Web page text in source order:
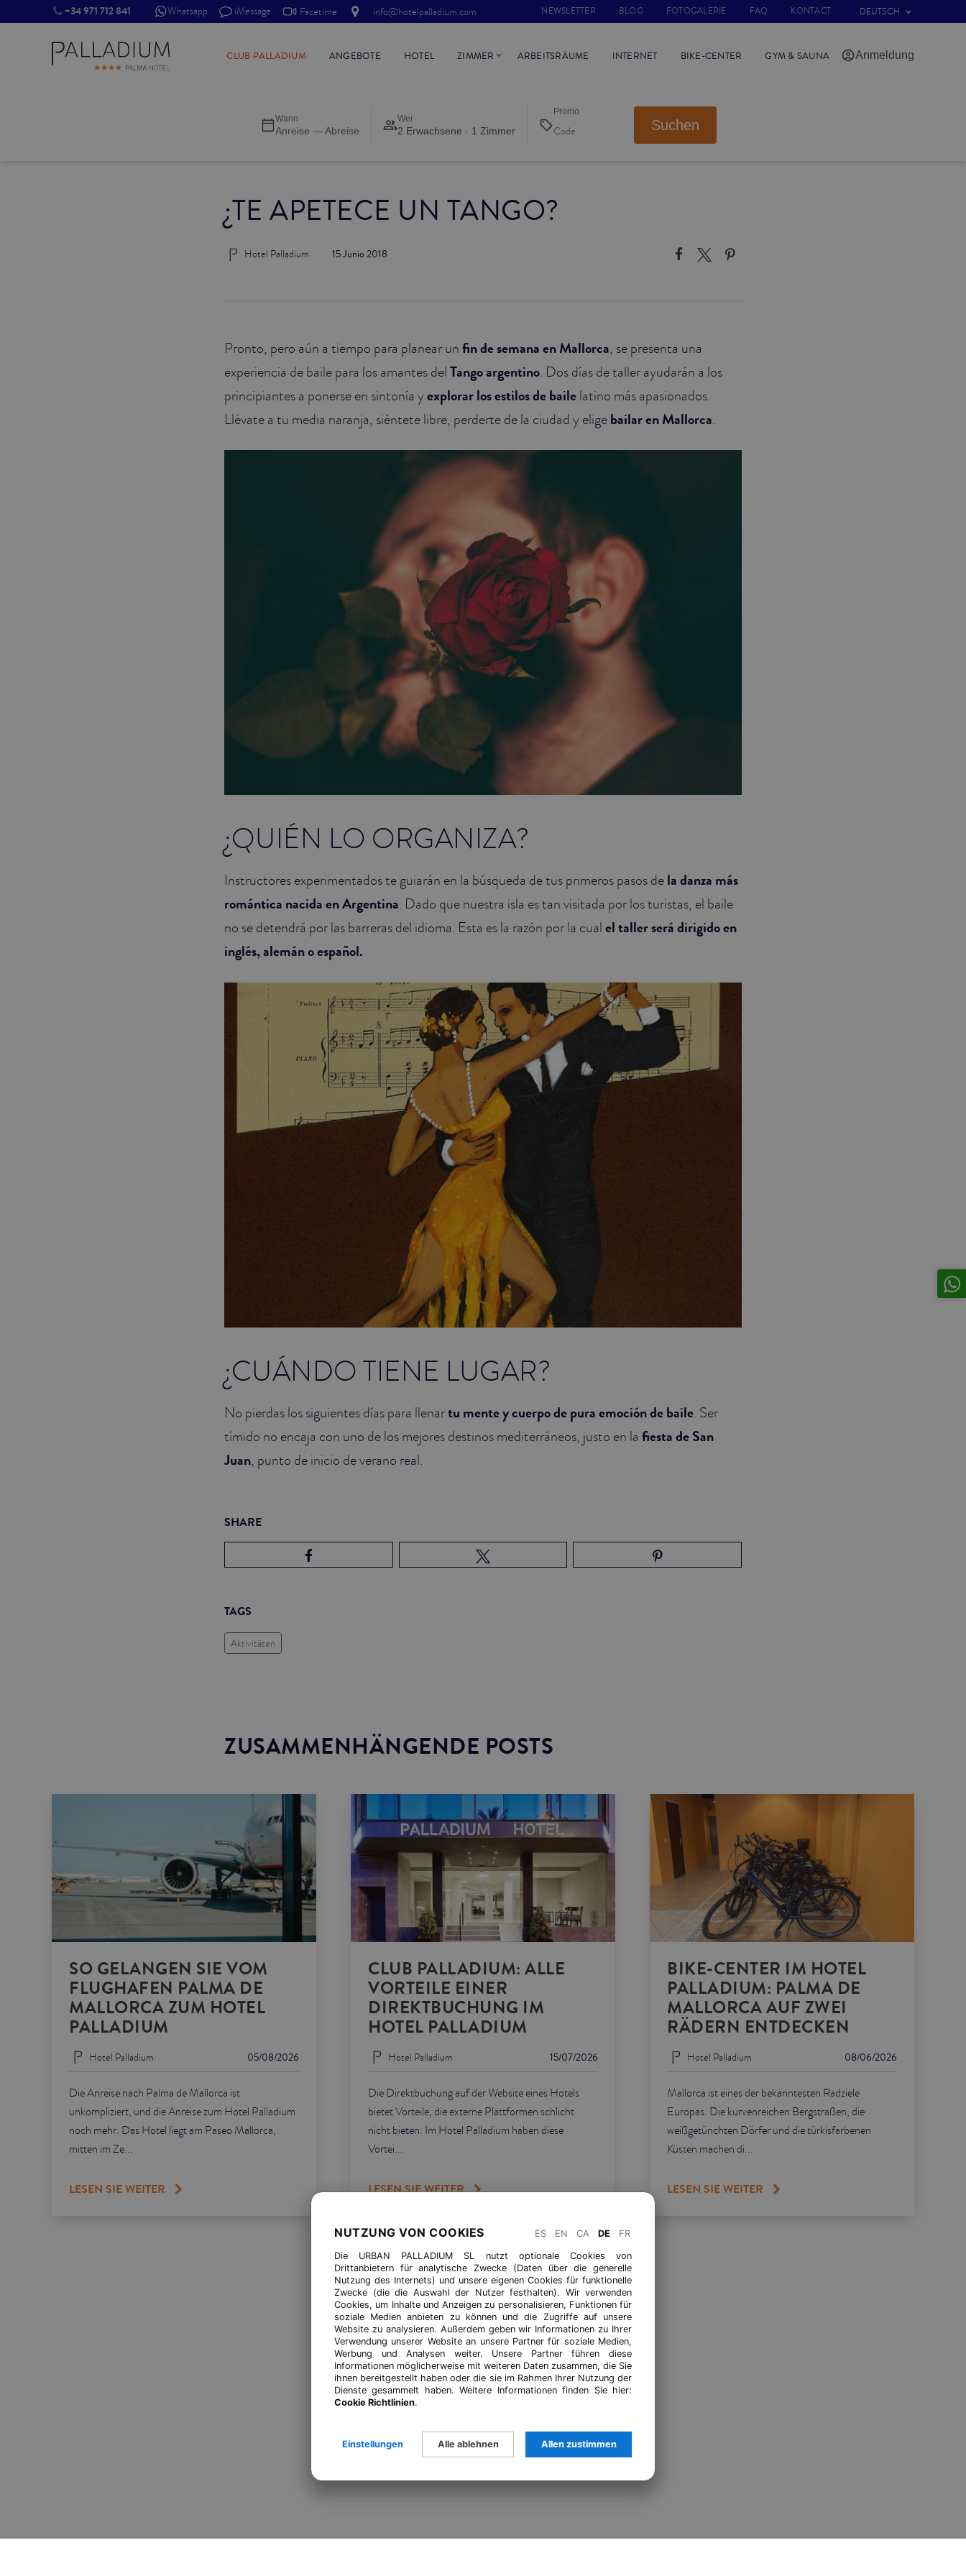
¿TE APETECE UN TANGO?
15 Junio 2018
Hotel Palladium
Pronto, pero aún a tiempo para planear unfin de semana en Mallorca, se presenta una
experiencia de baile para los amantes delTango argentino. Dos días de taller ayudarán a los
principiantes a ponerse en sintonía yexplorar los estilos de bailelatino más apasionados.
Llévate a tu media naranja, siéntete libre, perderte de la ciudad y eligebailar en Mallorca.
¿QUIÉN LO ORGANIZA?
Instructores experimentados te guiarán en la búsqueda de tus primeros pasos dela danza más
romántica nacida en Argentina. Dado que nuestra isla es tan visitada por los turistas, el baile
no se detendrá por las barreras del idioma. Esta es la razón por la cualel taller será dirigido en
inglés, alemán o español.
¿CUÁNDO TIENE LUGAR?
No pierdas los siguientes días para llenartu mente y cuerpo de pura emoción de baile. Ser
tímido no encaja con uno de los mejores destinos mediterráneos, justo en la fiesta de San
Juan, punto de inicio de verano real.
SHARE
TAGS
Aktivitäten
ZUSAMMENHÄNGENDE POSTS
SO GELANGEN SIE VOM
FLUGHAFEN PALMA DE
MALLORCA ZUM HOTEL
PALLADIUM
05/08/2026
Hotel Palladium
Die Anreise nach Palma de Mallorca ist
unkompliziert, und die Anreise zum Hotel Palladium
noch mehr. Das Hotel liegt am Paseo Mallorca,
mitten im Ze...
LESEN SIE WEITER
CLUB PALLADIUM: ALLE
VORTEILE EINER
DIREKTBUCHUNG IM
HOTEL PALLADIUM
15/07/2026
Hotel Palladium
Die Direktbuchung auf der Website eines Hotels
bietet Vorteile, die externe Plattformen schlicht
nicht bieten. Im Hotel Palladium haben diese
Vortei...
LESEN SIE WEITER
BIKE-CENTER IM HOTEL
PALLADIUM: PALMA DE
MALLORCA AUF ZWEI
RÄDERN ENTDECKEN
08/06/2026
Hotel Palladium
Mallorca ist eines der bekanntesten Radziele
Europas. Die kurvenreichen Bergstraßen, die
weißgetünchten Dörfer und die türkisfarbenen
Küsten machen di...
LESEN SIE WEITER
ZURÜCK ZU BLOG
+34 971 712 841 Whatsapp iMessage Facetime info@hotelpalladium.com NEWSLETTER BLOG FOTOGALERIE FAQ KONTACT DEUTSCH
CLUB PALLADIUM ANGEBOTE HOTEL ZIMMER ARBEITSRÄUME INTERNET BIKE-CENTER GYM & SAUNA Anmeldung
Wann
Anreise — Abreise
Wer
2 Erwachsene · 1 Zimmer
Promo
Suchen
ES EN CA DE FR
NUTZUNG VON COOKIES
Die URBAN PALLADIUM SL nutzt optionale Cookies von
Drittanbietern für analytische Zwecke (Daten über die generelle
Nutzung des Internets) und unsere eigenen Cookies für funktionelle
Zwecke (die die Auswahl der Nutzer festhalten). Wir verwenden
Cookies, um Inhalte und Anzeigen zu personalisieren, Funktionen für
soziale Medien anbieten zu können und die Zugriffe auf unsere
Website zu analysieren. Außerdem geben wir Informationen zu Ihrer
Verwendung unserer Website an unsere Partner für soziale Medien,
Werbung und Analysen weiter. Unsere Partner führen diese
Informationen möglicherweise mit weiteren Daten zusammen, die Sie
ihnen bereitgestellt haben oder die sie im Rahmen Ihrer Nutzung der
Dienste gesammelt haben. Weitere Informationen finden Sie hier:
Cookie Richtlinien.
Einstellungen Alle ablehnen Allen zustimmen
SINGLE RED